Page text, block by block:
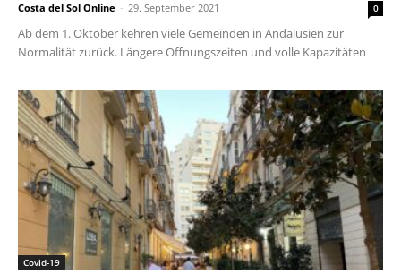
Costa del Sol Online - 29. September 2021 0
Ab dem 1. Oktober kehren viele Gemeinden in Andalusien zur
Normalität zurück. Längere Öffnungszeiten und volle Kapazitäten
Covid-19